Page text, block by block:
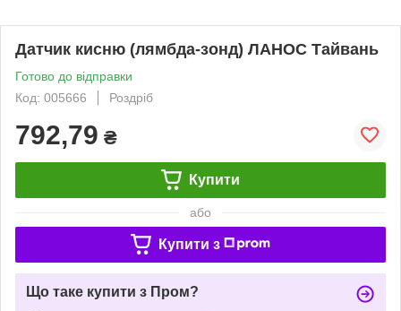
Датчик кисню (лямбда-зонд) ЛАНОС Тайвань
Готово до відправки
Код: 005666
Роздріб
792,79 ₴
Купити
або
Купити з
Що таке купити з Пром?